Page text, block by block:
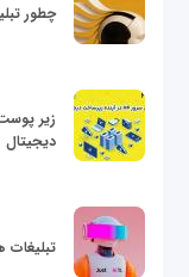
چطور
دیجیتال
تبلیغات